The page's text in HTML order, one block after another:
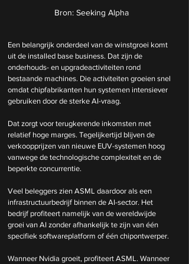
Bron: Seeking Alpha
Een belangrijk onderdeel van de winstgroei komt
uit de installed base business. Dat zijn de
onderhouds- en upgradeactiviteiten rond
bestaande machines. Die activiteiten groeien snel
omdat chipfabrikanten hun systemen intensiever
gebruiken door de sterke AI-vraag.
Dat zorgt voor terugkerende inkomsten met
relatief hoge marges. Tegelijkertijd blijven de
verkoopprijzen van nieuwe EUV-systemen hoog
vanwege de technologische complexiteit en de
beperkte concurrentie.
Veel beleggers zien ASML daardoor als een
infrastructuurbedrijf binnen de AI-sector. Het
bedrijf profiteert namelijk van de wereldwijde
groei van AI zonder afhankelijk te zijn van één
specifiek softwareplatform of één chipontwerper.
Wanneer Nvidia groeit, profiteert ASML. Wanneer